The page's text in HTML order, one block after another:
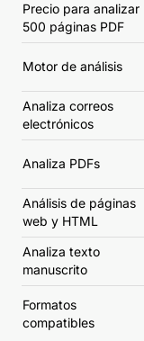
Precio para analizar
500 páginas PDF
Motor de análisis
Analiza correos
electrónicos
Analiza PDFs
Análisis de páginas
web y HTML
Analiza texto
manuscrito
Formatos
compatibles